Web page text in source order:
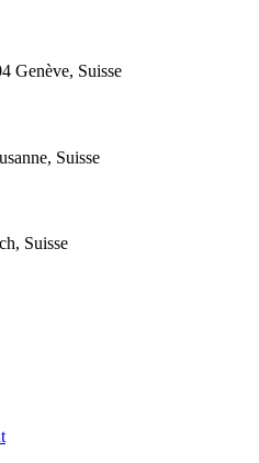
Genève, Suisse
Suisse
Suisse